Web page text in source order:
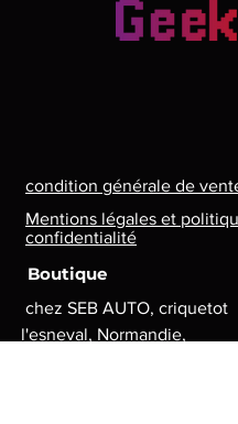
condition générale de
Mentions légales et
confidentialité
Boutique
chez SEB AUTO, criquetot
l'esneval, Normandie,